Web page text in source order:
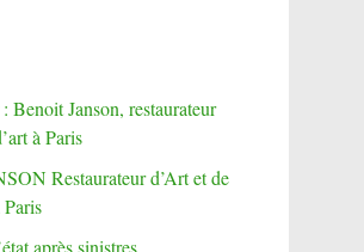
Benoit Janson, restaurateur
à Paris
Restaurateur d’Art et de
après sinistres